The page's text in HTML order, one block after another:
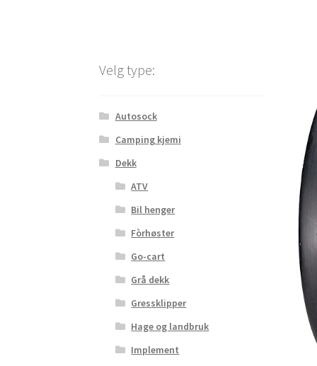
Velg type:
Autosock
Camping kjemi
Dekk
ATV
Bil henger
Fòrhøster
Go-cart
Grå dekk
Gressklipper
Hage og landbruk
Implement